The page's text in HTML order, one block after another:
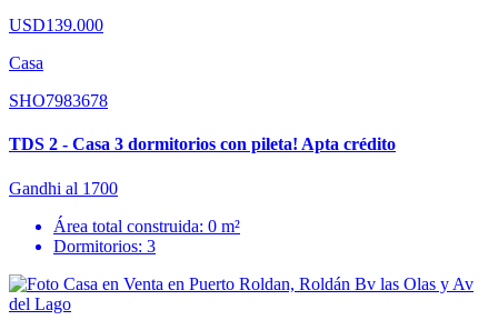
USD139.000
Casa
SHO7983678
TDS 2 - Casa 3 dormitorios con pileta! Apta crédito
Gandhi al 1700
Área total construida: 0 m²
Dormitorios: 3